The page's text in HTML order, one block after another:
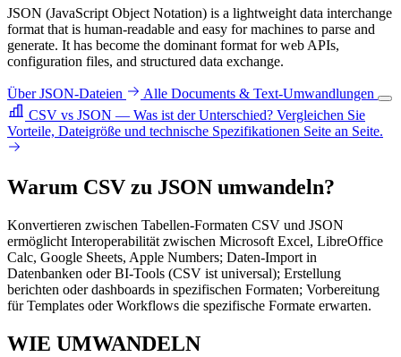
JSON (JavaScript Object Notation) is a lightweight data interchange
format that is human-readable and easy for machines to parse and
generate. It has become the dominant format for web APIs,
configuration files, and structured data exchange.
Über JSON-Dateien
Alle Documents & Text-Umwandlungen
CSV vs JSON — Was ist der Unterschied? Vergleichen Sie
Vorteile, Dateigröße und technische Spezifikationen Seite an Seite.
Warum CSV zu JSON umwandeln?
Konvertieren zwischen Tabellen-Formaten CSV und JSON
ermöglicht Interoperabilität zwischen Microsoft Excel, LibreOffice
Calc, Google Sheets, Apple Numbers; Daten-Import in
Datenbanken oder BI-Tools (CSV ist universal); Erstellung
berichten oder dashboards in spezifischen Formaten; Vorbereitung
für Templates oder Workflows die spezifische Formate erwarten.
WIE UMWANDELN